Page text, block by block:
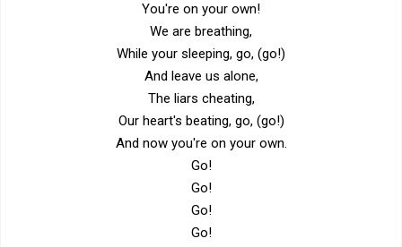
You're on your own!
We are breathing,
While your sleeping, go, (go!)
And leave us alone,
The liars cheating,
Our heart's beating, go, (go!)
And now you're on your own.
Go!
Go!
Go!
Go!